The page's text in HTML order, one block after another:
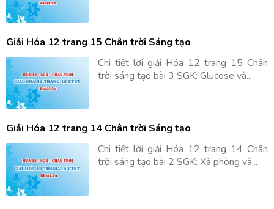
Giải Hóa 12 trang 15 Chân trời Sáng tạo
Chi tiết lời giải Hóa 12 trang 15 Chân
trời sáng tạo bài 3 SGK: Glucose và...
Giải Hóa 12 trang 14 Chân trời Sáng tạo
Chi tiết lời giải Hóa 12 trang 14 Chân
trời sáng tạo bài 2 SGK: Xà phòng và...